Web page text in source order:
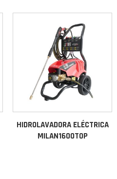
HIDROLAVADORA ELÉCTRICA
MILAN1600TOP